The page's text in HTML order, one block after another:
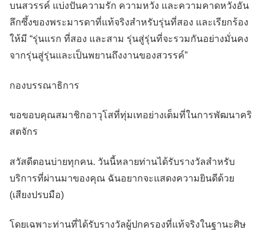
บนสวรรค์ แบ่งปันความรัก ความหวัง และความคาดหวังอัน
ลึกซึ้งของพระมารดาที่แท้จริงสำหรับรุ่นที่สอง และเรียกร้อง
ให้มี “รุ่นแรก ที่สอง และสาม รุ่นสู่รุ่นที่จะรวมกันอย่างมั่นคง
จากรุ่นสู่รุ่นและเป็นพยานถึงงานของสวรรค์”
กองบรรณาธิการ
ขอขอบคุณสมาชิกอาวุโสที่ทุ่มเทอย่างเต็มที่ในการพัฒนาคริ
สตจักร
สวัสดีตอนบ่ายทุกคน. วันนี้หลายท่านได้รับรางวัลสำหรับ
บริการที่ผ่านมาของคุณ ฉันอยากจะแสดงความยินดีด้วย
(เสียงปรบมือ)
โดยเฉพาะท่านที่ได้รับรางวัลผู้ปกครองที่แท้จริงในฐานะศิษ